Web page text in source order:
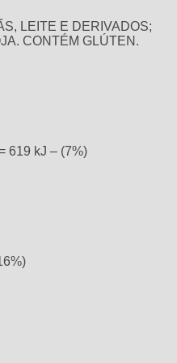
LEITE E DERIVADOS;
CONTÉM GLÚTEN.
619 kJ – (7%)